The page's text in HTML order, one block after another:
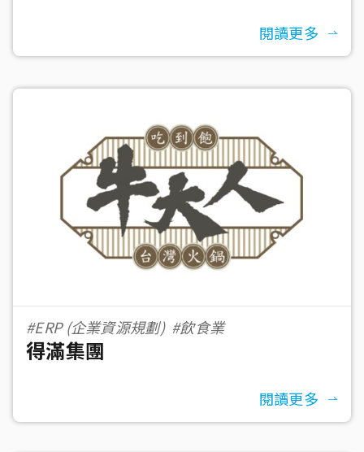
閱讀更多
#ERP (企業資源規劃) #飲食業
得滿集團
閱讀更多